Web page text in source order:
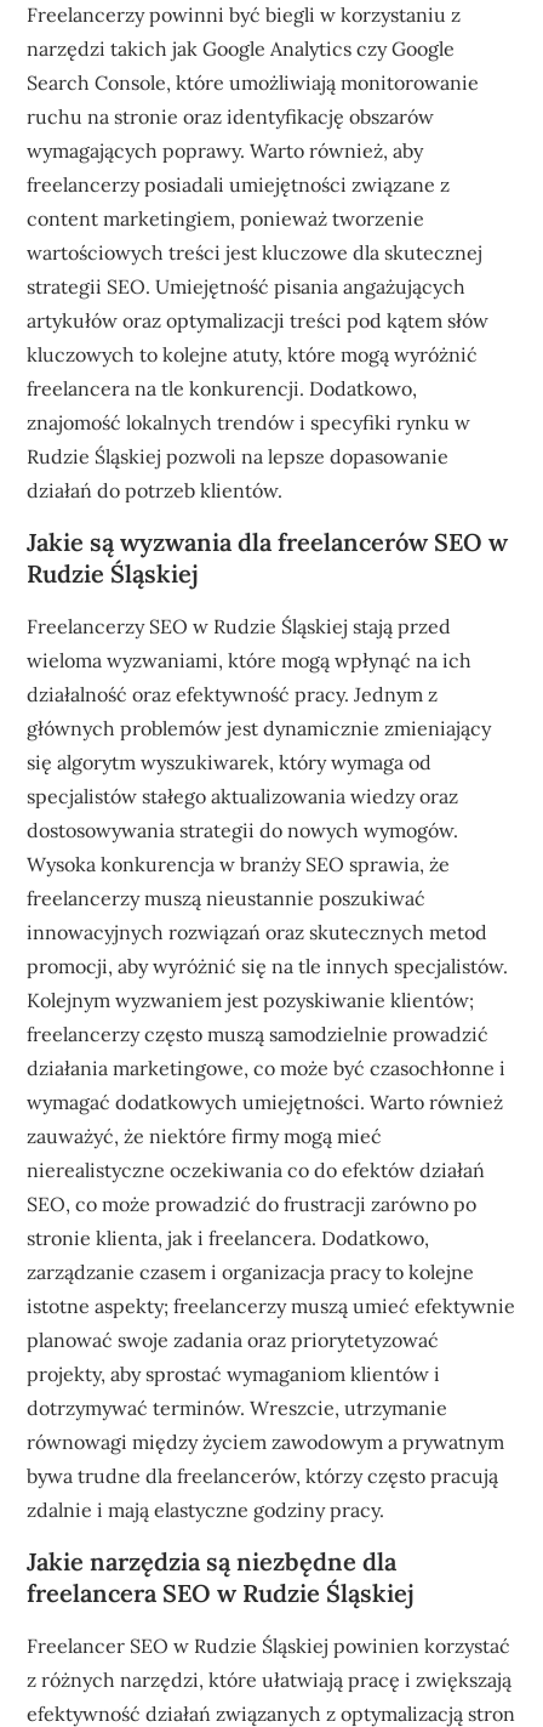
Freelancerzy powinni być biegli w korzystaniu z
narzędzi takich jak Google Analytics czy Google
Search Console, które umożliwiają monitorowanie
ruchu na stronie oraz identyfikację obszarów
wymagających poprawy. Warto również, aby
freelancerzy posiadali umiejętności związane z
content marketingiem, ponieważ tworzenie
wartościowych treści jest kluczowe dla skutecznej
strategii SEO. Umiejętność pisania angażujących
artykułów oraz optymalizacji treści pod kątem słów
kluczowych to kolejne atuty, które mogą wyróżnić
freelancera na tle konkurencji. Dodatkowo,
znajomość lokalnych trendów i specyfiki rynku w
Rudzie Śląskiej pozwoli na lepsze dopasowanie
działań do potrzeb klientów.
Jakie są wyzwania dla freelancerów SEO w
Rudzie Śląskiej
Freelancerzy SEO w Rudzie Śląskiej stają przed
wieloma wyzwaniami, które mogą wpłynąć na ich
działalność oraz efektywność pracy. Jednym z
głównych problemów jest dynamicznie zmieniający
się algorytm wyszukiwarek, który wymaga od
specjalistów stałego aktualizowania wiedzy oraz
dostosowywania strategii do nowych wymogów.
Wysoka konkurencja w branży SEO sprawia, że
freelancerzy muszą nieustannie poszukiwać
innowacyjnych rozwiązań oraz skutecznych metod
promocji, aby wyróżnić się na tle innych specjalistów.
Kolejnym wyzwaniem jest pozyskiwanie klientów;
freelancerzy często muszą samodzielnie prowadzić
działania marketingowe, co może być czasochłonne i
wymagać dodatkowych umiejętności. Warto również
zauważyć, że niektóre firmy mogą mieć
nierealistyczne oczekiwania co do efektów działań
SEO, co może prowadzić do frustracji zarówno po
stronie klienta, jak i freelancera. Dodatkowo,
zarządzanie czasem i organizacja pracy to kolejne
istotne aspekty; freelancerzy muszą umieć efektywnie
planować swoje zadania oraz priorytetyzować
projekty, aby sprostać wymaganiom klientów i
dotrzymywać terminów. Wreszcie, utrzymanie
równowagi między życiem zawodowym a prywatnym
bywa trudne dla freelancerów, którzy często pracują
zdalnie i mają elastyczne godziny pracy.
Jakie narzędzia są niezbędne dla
freelancera SEO w Rudzie Śląskiej
Freelancer SEO w Rudzie Śląskiej powinien korzystać
z różnych narzędzi, które ułatwiają pracę i zwiększają
efektywność działań związanych z optymalizacją stron